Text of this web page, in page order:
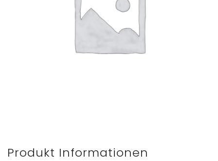
Produkt Informationen